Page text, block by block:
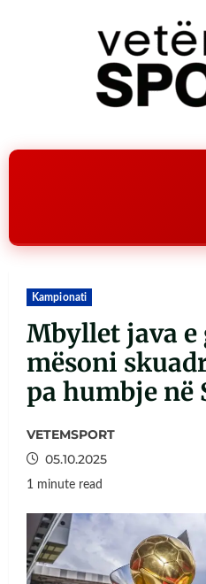
Kampionati
Mbyllet java e
mësoni
pa humbje në
VETEMSPORT
05.10.2025
1 minute read